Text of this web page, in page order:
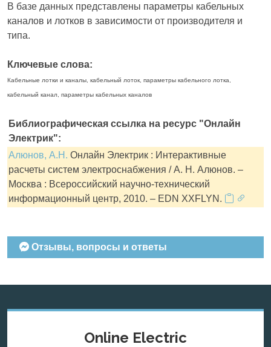
В базе данных представлены параметры кабельных
каналов и лотков в зависимости от производителя и
типа.
Ключевые слова:
Кабельные лотки и каналы, кабельный лоток, параметры кабельного лотка,
кабельный канал, параметры кабельных каналов
Библиографическая ссылка на ресурс "Онлайн
Электрик":
Алюнов, А.Н. Онлайн Электрик : Интерактивные
расчеты систем электроснабжения / А. Н. Алюнов. –
Москва : Всероссийский научно-технический
информационный центр, 2010. – EDN XXFLYN.
Отзывы, вопросы и ответы
Online Electric